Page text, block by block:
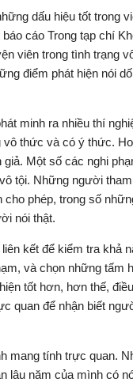
dấu hiệu tốt trong
cáo Trong tạp chí
viên trong tình trạng
điểm phát hiện nói
minh ra nhiều thí
thức và có ý thức.
Một số các nghi
tội. Những người
cho phép, trong số
nói thật.
kết để kiểm tra khả
và chọn những
tốt hơn, hơn thế,
quan để nhận biết
mang tính trực quan.
lâu năm của mình có